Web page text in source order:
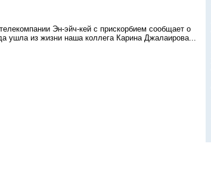
Эн-эйч-кей с прискорбием сообщает о
ушла из жизни наша коллега Карина Джалаирова...